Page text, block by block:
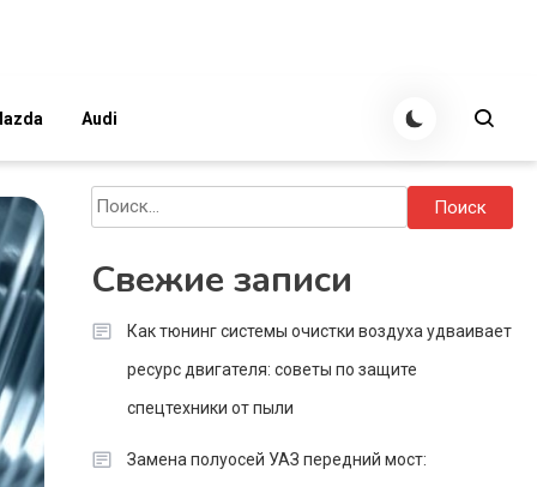
Audi
Найти:
Свежие записи
Как тюнинг системы очистки воздуха удваивает
ресурс двигателя: советы по защите
спецтехники от пыли
Замена полуосей УАЗ передний мост: